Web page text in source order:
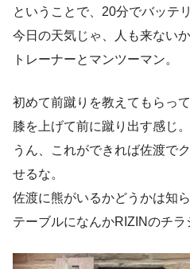
ということで、20分でバッテ
今日の天気じゃ、人も来ないか
トレーナーとマンツーマン。
初めて前蹴りを教えてもらっ
膝を上げて前に蹴り出す感じ。
うん、これができれば佐渡で
せるな。
佐渡に熊がいるかどうかは知ら
テーブルになんかRIZINのチラ